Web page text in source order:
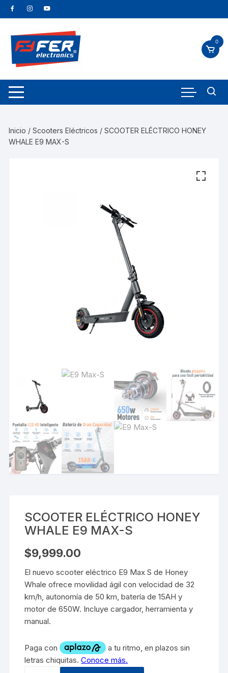
0
Inicio /Scooters Eléctricos / SCOOTER ELÉCTRICO HONEY
WHALE E9 MAX-S
SCOOTER ELÉCTRICO HONEY
WHALE E9 MAX-S
$9,999.00
El nuevo scooter eléctrico E9 Max S de Honey
Whale ofrece movilidad ágil con velocidad de 32
km/h, autonomía de 50 km, batería de 15AH y
motor de 650W. Incluye cargador, herramienta y
manual.